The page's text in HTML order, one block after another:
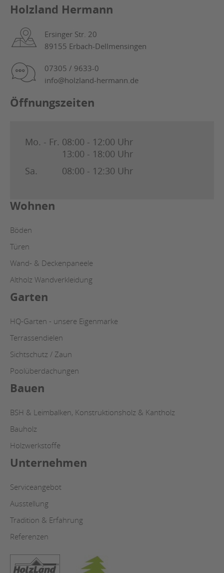
Holzland Hermann
Ersinger Str. 20
89155 Erbach-Dellmensingen
07305 / 9633-0
info@holzland-hermann.de
Öffnungszeiten
Mo. - Fr. 08:00 - 12:00 Uhr
13:00 - 18:00 Uhr
Sa.
08:00 - 12:30 Uhr
Wohnen
Böden
Türen
Wand- & Deckenpaneele
Altholz Wandverkleidung
Garten
HQ-Garten - unsere Eigenmarke
Terrassendielen
Sichtschutz / Zaun
Poolüberdachungen
Bauen
BSH & Leimbalken, Konstruktionsholz & Kantholz
Bauholz
Holzwerkstoffe
Unternehmen
Serviceangebot
Ausstellung
Tradition & Erfahrung
Referenzen